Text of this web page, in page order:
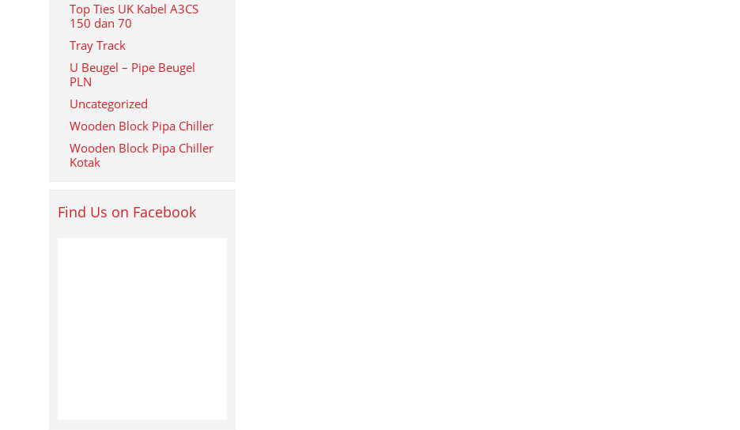
Top Ties UK Kabel A3CS
150 dan 70
Tray Track
U Beugel – Pipe Beugel
PLN
Uncategorized
Wooden Block Pipa Chiller
Wooden Block Pipa Chiller
Kotak
Find Us on Facebook